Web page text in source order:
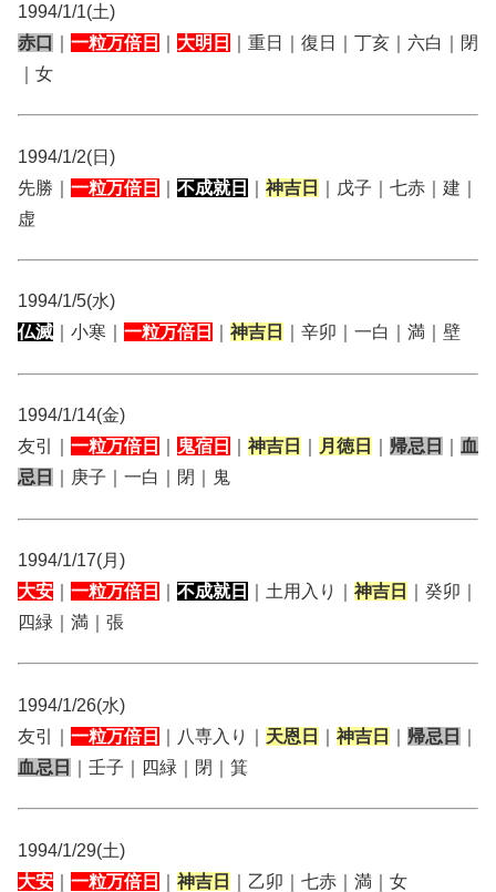
1994/1/1(土)
赤口
一粒万倍日 大明日
｜重日｜復日｜丁亥｜六白｜閉
｜女
1994/1/2(日)
先勝｜ 一粒万倍日 不成就日 神吉日
｜戊子｜七赤｜建｜
虚
1994/1/5(水)
仏滅 ｜小寒｜ 一粒万倍日 神吉日 ｜辛卯｜一白｜満｜壁
1994/1/14(金)
友引｜ 一粒万倍日 鬼宿日 神吉日 月徳日 帰忌日
血
忌日
｜庚子｜一白｜閉｜鬼
1994/1/17(月)
大安
一粒万倍日 不成就日 ｜土用入り｜ 神吉日
｜癸卯｜
四緑｜満｜張
1994/1/26(水)
友引｜ 一粒万倍日 ｜八専入り｜ 天恩日 神吉日 帰忌日
血忌日
｜壬子｜四緑｜閉｜箕
1994/1/29(土)
大安
一粒万倍日 神吉日 ｜乙卯｜七赤｜満｜女